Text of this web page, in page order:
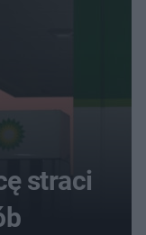
straci